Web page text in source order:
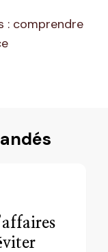
: comprendre